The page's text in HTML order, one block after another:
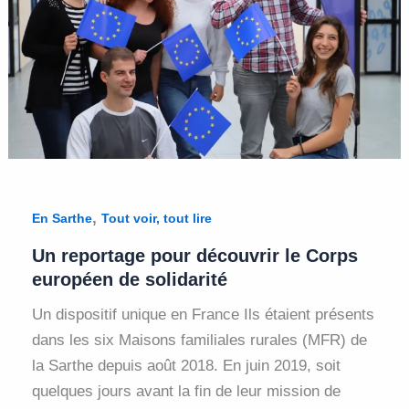
En Sarthe, Tout voir, tout lire
Un reportage pour découvrir le Corps
européen de solidarité
Un dispositif unique en France Ils étaient présents
dans les six Maisons familiales rurales (MFR) de
la Sarthe depuis août 2018. En juin 2019, soit
quelques jours avant la fin de leur mission de